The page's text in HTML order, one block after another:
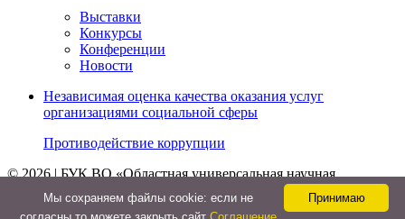
Выставки
Конкурсы
Конференции
Новости
Независимая оценка качества оказания услуг
организациями социальной сферы
Противодействие коррупции
© 2026 | БУК ВО «Областная универсальная научная
библиотека»
Принимаю
Мы cохраняем файлы cookie: если не